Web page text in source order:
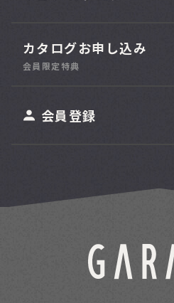
カタログお申し込み
会員限定特典
会員登録